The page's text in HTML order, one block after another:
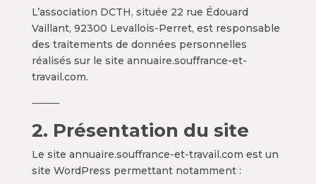
L’association DCTH, située 22 rue Édouard
Vaillant, 92300 Levallois-Perret, est responsable
des traitements de données personnelles
réalisés sur le site annuaire.souffrance-et-
travail.com.
⸻
2. Présentation du site
Le site annuaire.souffrance-et-travail.com est un
site WordPress permettant notamment :